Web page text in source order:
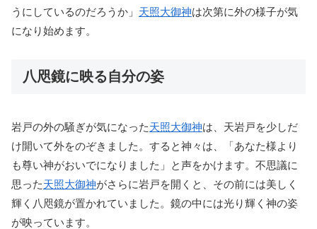
うにしているのだろうか」 天照大御神は次第に外の様子が気
になり始めます。
八咫鏡に映る自分の姿
岩戸の外の騒ぎが気になった天照大御神は、天岩戸を少しだ
け開いて外をのぞきました。すると神々は、「あなた様より
も尊い神がおいでになりました」と声をかけます。不思議に
思った天照大御神がさらに岩戸を開くと、その前には美しく
輝く八咫鏡が置かれていました。鏡の中には光り輝く神の姿
が映っています。